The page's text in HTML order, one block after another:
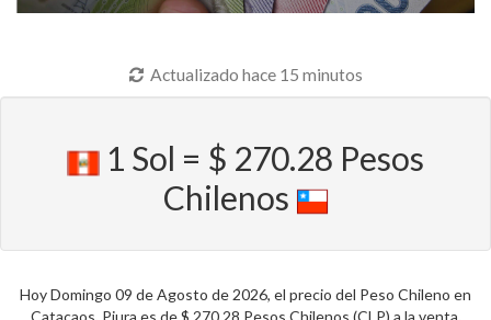
Actualizado hace 15 minutos
1 Sol = $ 270.28 Pesos
Chilenos
Hoy Domingo 09 de Agosto de 2026, el precio del Peso Chileno en
Catacaos, Piura es de $ 270.28 Pesos Chilenos (CLP) a la venta.